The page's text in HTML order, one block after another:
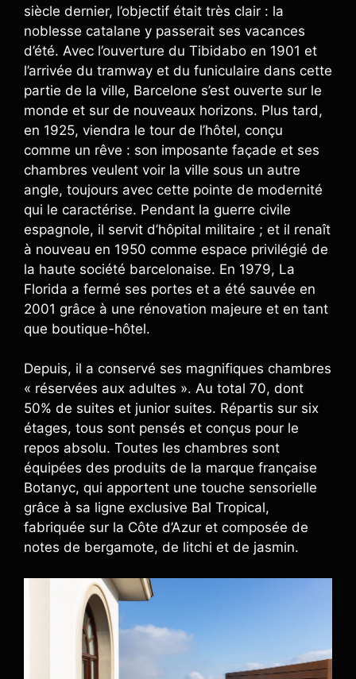
siècle dernier, l’objectif était très clair : la
noblesse catalane y passerait ses vacances
d’été. Avec l’ouverture du Tibidabo en 1901 et
l’arrivée du tramway et du funiculaire dans cette
partie de la ville, Barcelone s’est ouverte sur le
monde et sur de nouveaux horizons. Plus tard,
en 1925, viendra le tour de l’hôtel, conçu
comme un rêve : son imposante façade et ses
chambres veulent voir la ville sous un autre
angle, toujours avec cette pointe de modernité
qui le caractérise. Pendant la guerre civile
espagnole, il servit d’hôpital militaire ; et il renaît
à nouveau en 1950 comme espace privilégié de
la haute société barcelonaise. En 1979, La
Florida a fermé ses portes et a été sauvée en
2001 grâce à une rénovation majeure et en tant
que boutique-hôtel.
Depuis, il a conservé ses magnifiques chambres
« réservées aux adultes ». Au total 70, dont
50% de suites et junior suites. Répartis sur six
étages, tous sont pensés et conçus pour le
repos absolu. Toutes les chambres sont
équipées des produits de la marque française
Botanyc, qui apportent une touche sensorielle
grâce à sa ligne exclusive Bal Tropical,
fabriquée sur la Côte d’Azur et composée de
notes de bergamote, de litchi et de jasmin.